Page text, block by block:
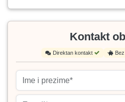
Kontakt
Direktan kontakt